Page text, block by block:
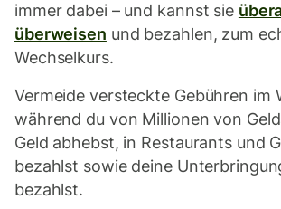
immer dabei – und kannst sie
überweisen und bezahlen, zum
Wechselkurs.
Vermeide versteckte Gebühren im
während du von Millionen von
Geld abhebst, in Restaurants und
bezahlst sowie deine
bezahlst.